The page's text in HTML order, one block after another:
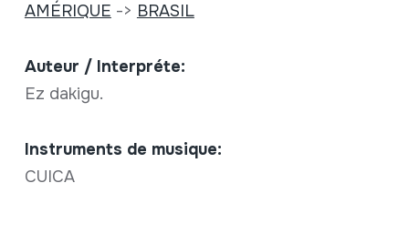
AMÉRIQUE -> BRASIL
Auteur / Interpréte:
Ez dakigu.
Instruments de musique:
CUICA